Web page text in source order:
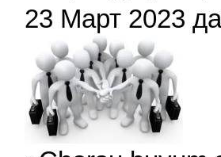
23 Март 2023